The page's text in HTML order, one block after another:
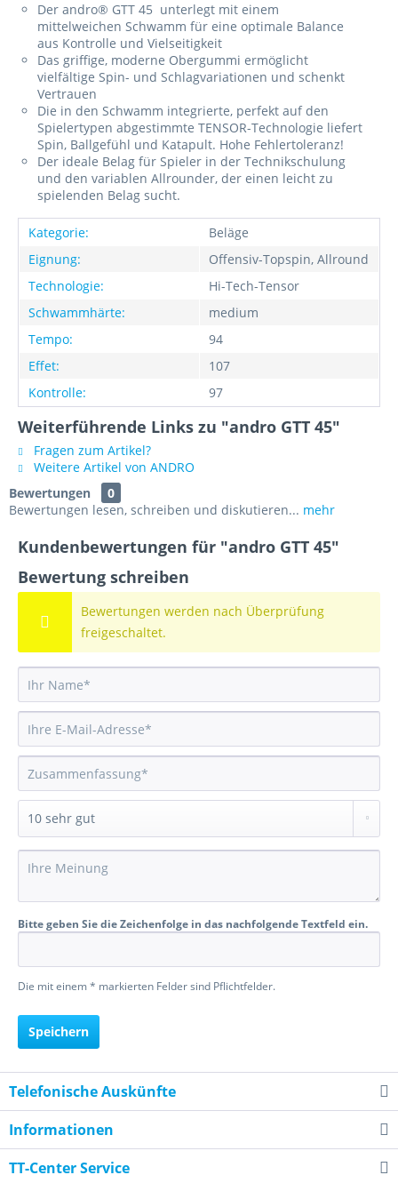
Der andro® GTT 45 unterlegt mit einem
mittelweichen Schwamm für eine optimale Balance
aus Kontrolle und Vielseitigkeit
Das griffige, moderne Obergummi ermöglicht
vielfältige Spin- und Schlagvariationen und schenkt
Vertrauen
Die in den Schwamm integrierte, perfekt auf den
Spielertypen abgestimmte TENSOR-Technologie liefert
Spin, Ballgefühl und Katapult. Hohe Fehlertoleranz!
Der ideale Belag für Spieler in der Technikschulung
und den variablen Allrounder, der einen leicht zu
spielenden Belag sucht.
Kategorie:
Beläge
Eignung:
Offensiv-Topspin, Allround
Technologie:
Hi-Tech-Tensor
Schwammhärte:
medium
Tempo:
94
Effet:
107
Kontrolle:
97
Weiterführende Links zu "andro GTT 45"
Fragen zum Artikel?
Weitere Artikel von ANDRO
Bewertungen
0
Bewertungen lesen, schreiben und diskutieren... mehr
Kundenbewertungen für "andro GTT 45"
Bewertung schreiben
Bewertungen werden nach Überprüfung
freigeschaltet.
Bitte geben Sie die Zeichenfolge in das nachfolgende Textfeld ein.
Die mit einem * markierten Felder sind Pflichtfelder.
Speichern
Telefonische Auskünfte
Informationen
TT-Center Service